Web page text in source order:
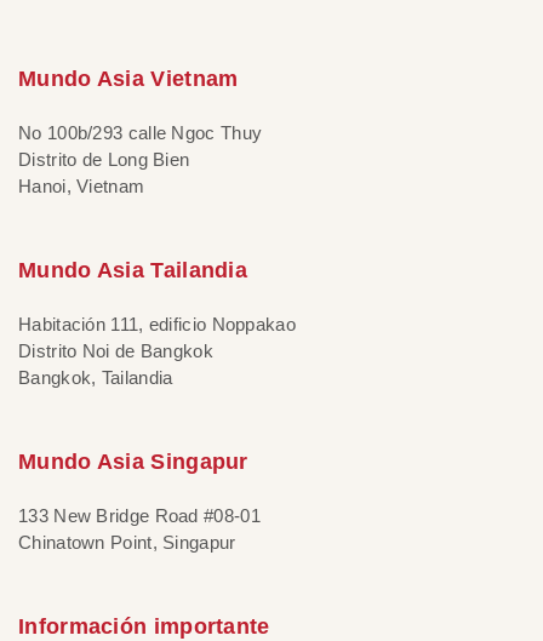
Mundo Asia Vietnam
No 100b/293 calle Ngoc Thuy
Distrito de Long Bien
Hanoi, Vietnam
Mundo Asia Tailandia
Habitación 111, edificio Noppakao
Distrito Noi de Bangkok
Bangkok, Tailandia
Mundo Asia Singapur
133 New Bridge Road #08-01
Chinatown Point, Singapur
Información importante